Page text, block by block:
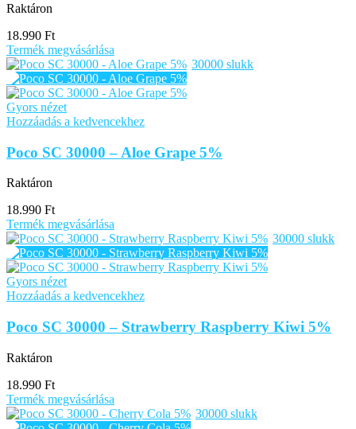
Raktáron
18.990 Ft
Termék megvásárlása
30000 slukk
Gyors nézet
Hozzáadás a kedvencekhez
Poco SC 30000 – Aloe Grape 5%
Raktáron
18.990 Ft
Termék megvásárlása
30000 slukk
Gyors nézet
Hozzáadás a kedvencekhez
Poco SC 30000 – Strawberry Raspberry Kiwi 5%
Raktáron
18.990 Ft
Termék megvásárlása
30000 slukk